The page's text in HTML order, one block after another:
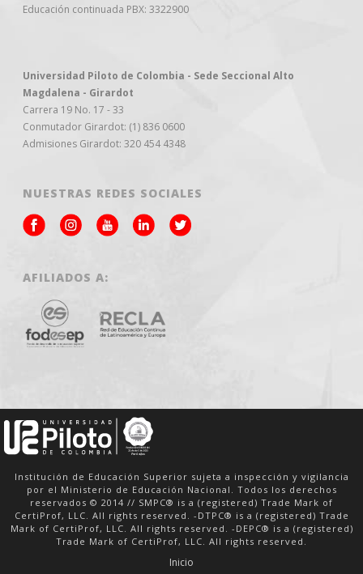
Educación continuada PBX: 3322900
Universidad Piloto de Colombia - Sede Seccional Alto
Magdalena - Girardot
Carrera 19 No. 17 - 33
Conmutador Girardot: (1) 836 0600
Admisiones Girardot: 320 454 4348
NUESTRAS REDES SOCIALES
AFILIADOS A:
Institución de Educación Superior sujeta a inspección y vigilancia
por el Ministerio de Educación Nacional. Todos los derechos
reservados © 2014 // SMPC® is a (registered) Trade Mark of
CertiProf, LLC. All rights reserved. -DTPC® is a (registered) Trade
Mark of CertiProf, LLC. All rights reserved. -DEPC® is a (registered)
Trade Mark of CertiProf, LLC. All rights reserved.
Inicio